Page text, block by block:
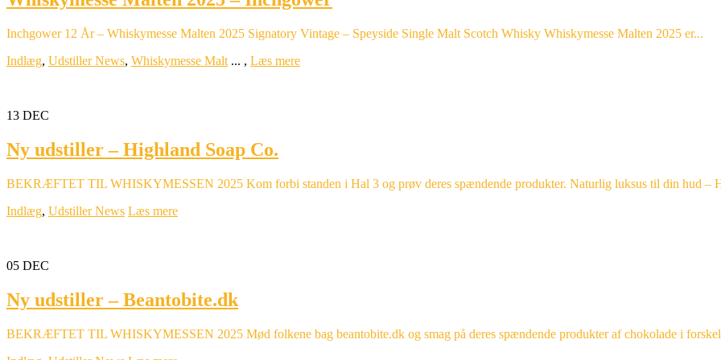
Inchgower 12 År – Whiskymesse Malten 2025 Signatory Vintage – Speyside Single Malt Scotch Whisky Whiskymesse Malten 2025 er...
Indlæg, Udstiller News, Whiskymesse Malt ... , Læs mere
13 DEC
Ny udstiller – Highland Soap Co.
BEKRÆFTET TIL WHISKYMESSEN 2025 Kom forbi standen i Hal 3 og prøv deres spændende produkter. Naturlig luksus til din hud –
Indlæg, Udstiller News Læs mere
05 DEC
Ny udstiller – Beantobite.dk
BEKRÆFTET TIL WHISKYMESSEN 2025 Mød folkene bag beantobite.dk og smag på deres spændende produkter af chokolade i